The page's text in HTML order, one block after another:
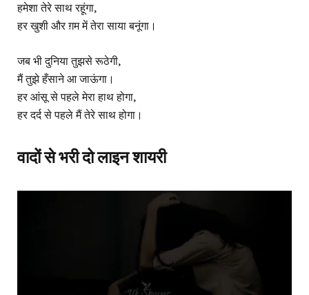
हमेशा तेरे साथ रहूंगा,
हर खुशी और ग़म में तेरा साया बनूंगा।
जब भी दुनिया तुझसे रूठेगी,
मैं तुझे हँसाने आ जाऊंगा।
हर आंसू से पहले मेरा हाथ होगा,
हर दर्द से पहले मैं तेरे साथ होगा।
वादों से भरी दो लाइन शायरी